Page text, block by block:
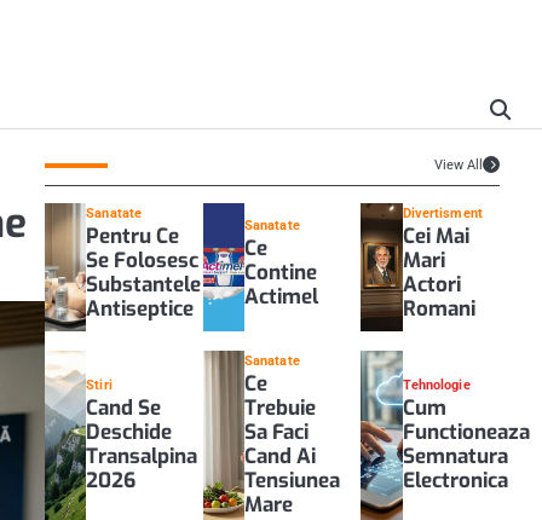
View All
Sanatate
Pentru Ce
Se Folosesc
Substantele
Antiseptice
Sanatate
Ce
Contine
Actimel
Divertisment
Cei Mai
Mari
Actori
Romani
Stiri
Cand Se
Deschide
Transalpina
2026
Sanatate
Ce
Trebuie
Sa Faci
Cand Ai
Tensiunea
Mare
Tehnologie
Cum
Functioneaza
Semnatura
Electronica